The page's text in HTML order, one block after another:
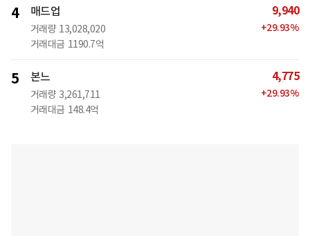
4 매드업
거래량 13,028,020
거래대금 1190.7억
9,940
+29.93%
5 본느
거래량 3,261,711
거래대금 148.4억
4,775
+29.93%